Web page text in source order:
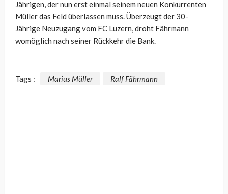
Jährigen, der nun erst einmal seinem neuen Konkurrenten
Müller das Feld überlassen muss. Überzeugt der 30-
Jährige Neuzugang vom FC Luzern, droht Fährmann
womöglich nach seiner Rückkehr die Bank.
Tags : Marius Müller Ralf Fährmann